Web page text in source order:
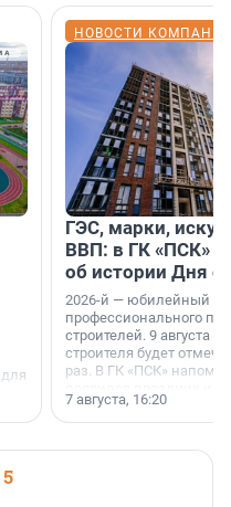
НОВОСТИ
ГЭС, марки,
ВВП: в ГК «ПСК»
об истории Дня
2026-й — юбилейный
профессионального
строителей. 9 августа
строителя будет
раз. В ГК «ПСК»
поменялась роль
7 августа, 16:20